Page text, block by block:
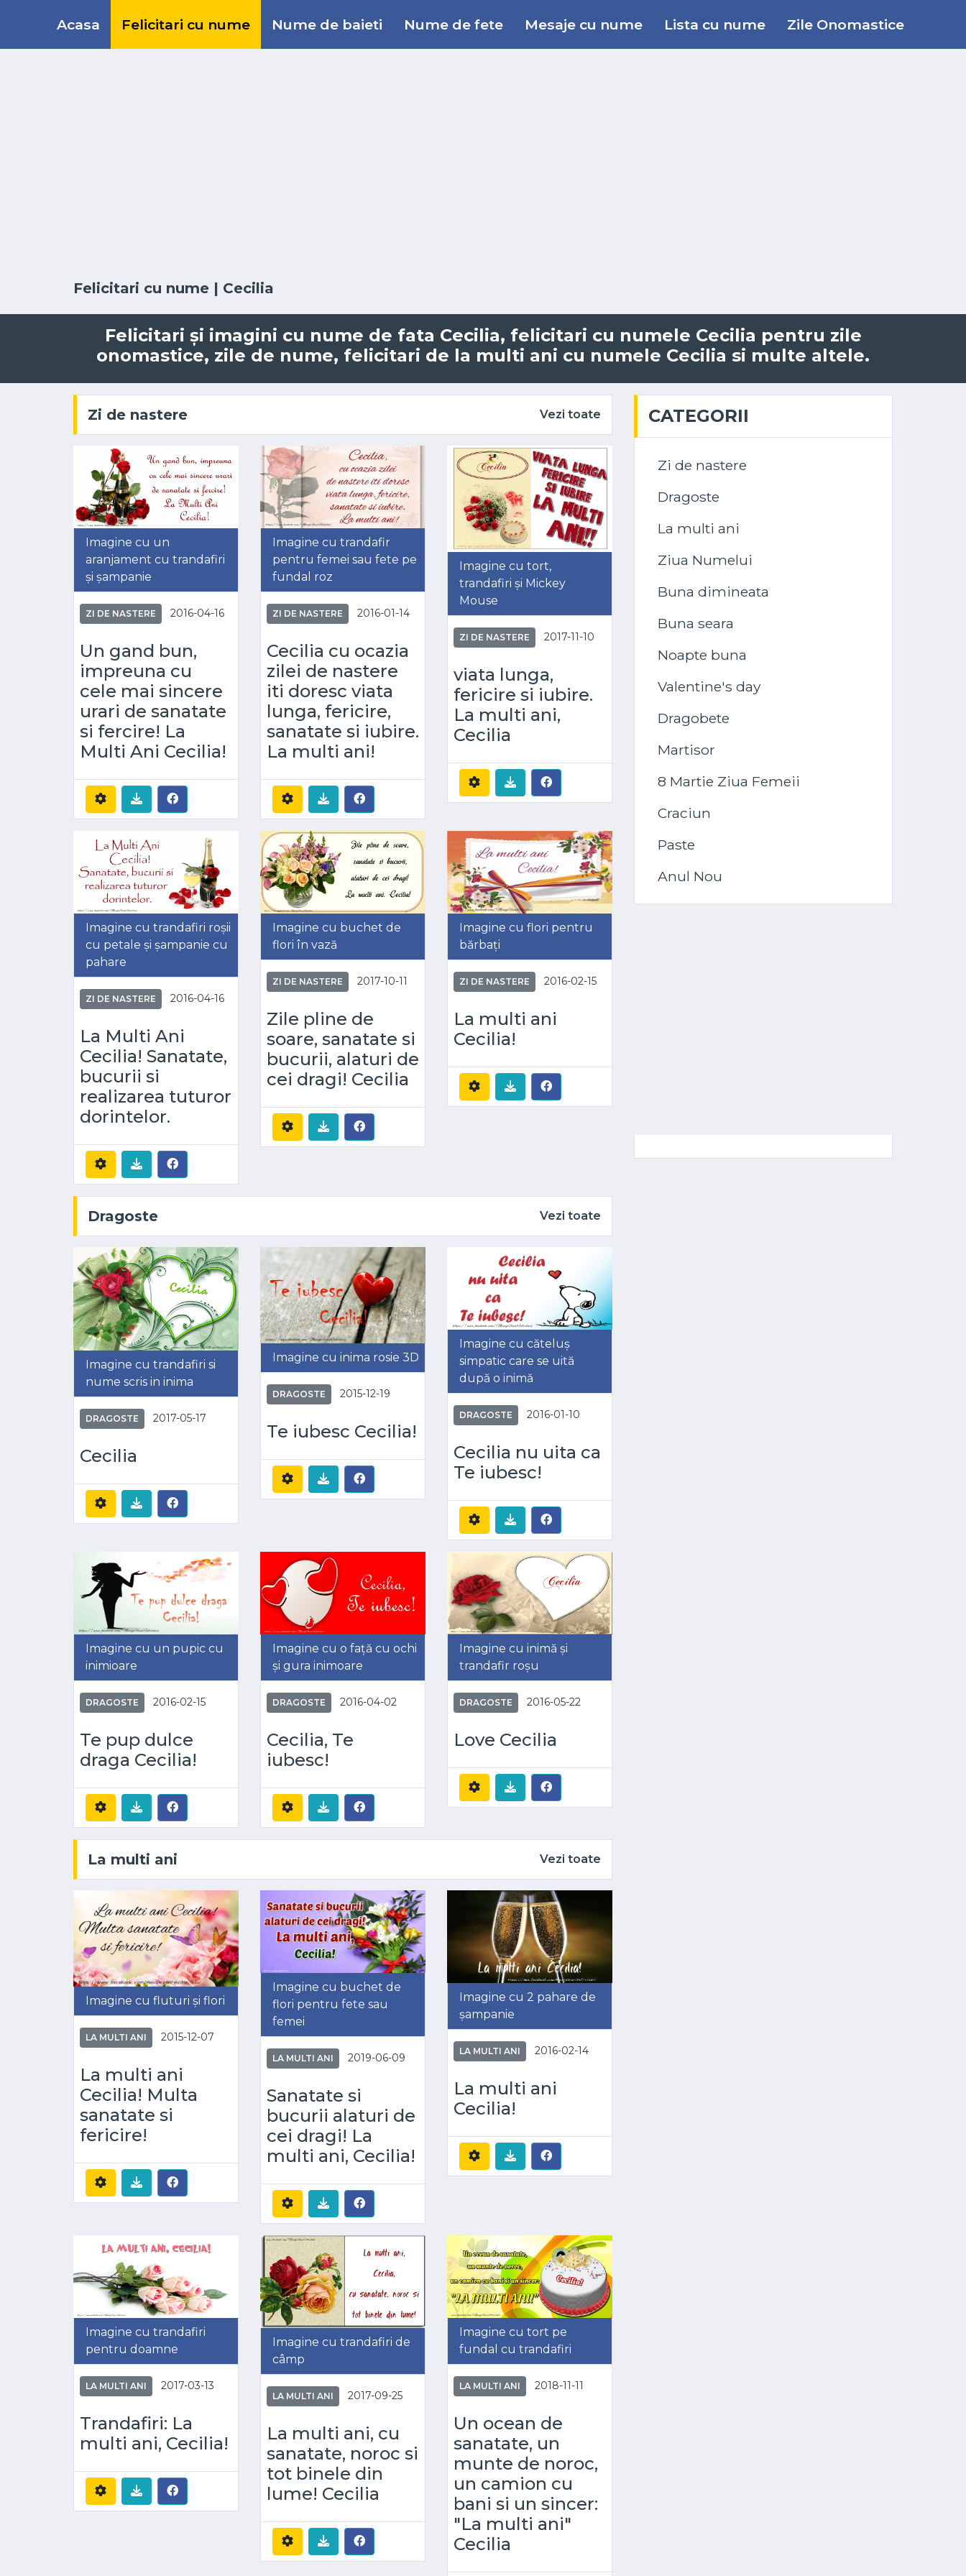
Acasa Felicitari cu nume Nume de baieti Nume de fete Mesaje cu nume Lista cu nume Zile Onomastice
Felicitari cu nume | Cecilia
Felicitari și imagini cu nume de fata Cecilia, felicitari cu numele Cecilia pentru zile
onomastice, zile de nume, felicitari de la multi ani cu numele Cecilia si multe altele.
Zi de nastere Vezi toate
Imagine cu un
aranjament cu trandafiri
și șampanie
ZI DE NASTERE 2016-04-16
Un gand bun,
impreuna cu
cele mai sincere
urari de sanatate
si fercire! La
Multi Ani Cecilia!
Imagine cu trandafir
pentru femei sau fete pe
fundal roz
ZI DE NASTERE 2016-01-14
Cecilia cu ocazia
zilei de nastere
iti doresc viata
lunga, fericire,
sanatate si iubire.
La multi ani!
Imagine cu tort,
trandafiri și Mickey
Mouse
ZI DE NASTERE 2017-11-10
viata lunga,
fericire si iubire.
La multi ani,
Cecilia
Imagine cu trandafiri roșii
cu petale și șampanie cu
pahare
ZI DE NASTERE 2016-04-16
La Multi Ani
Cecilia! Sanatate,
bucurii si
realizarea tuturor
dorintelor.
Imagine cu buchet de
flori în vază
ZI DE NASTERE 2017-10-11
Zile pline de
soare, sanatate si
bucurii, alaturi de
cei dragi! Cecilia
Imagine cu flori pentru
bărbați
ZI DE NASTERE 2016-02-15
La multi ani
Cecilia!
Dragoste Vezi toate
Imagine cu trandafiri si
nume scris in inima
DRAGOSTE 2017-05-17
Cecilia
Imagine cu inima rosie 3D
DRAGOSTE 2015-12-19
Te iubesc Cecilia!
Imagine cu căteluș
simpatic care se uită
după o inimă
DRAGOSTE 2016-01-10
Cecilia nu uita ca
Te iubesc!
Imagine cu un pupic cu
inimioare
DRAGOSTE 2016-02-15
Te pup dulce
draga Cecilia!
Imagine cu o față cu ochi
și gura inimoare
DRAGOSTE 2016-04-02
Cecilia, Te
iubesc!
Imagine cu inimă și
trandafir roșu
DRAGOSTE 2016-05-22
Love Cecilia
La multi ani Vezi toate
Imagine cu fluturi și flori
LA MULTI ANI 2015-12-07
La multi ani
Cecilia! Multa
sanatate si
fericire!
Imagine cu buchet de
flori pentru fete sau
femei
LA MULTI ANI 2019-06-09
Sanatate si
bucurii alaturi de
cei dragi! La
multi ani, Cecilia!
Imagine cu 2 pahare de
șampanie
LA MULTI ANI 2016-02-14
La multi ani
Cecilia!
Imagine cu trandafiri
pentru doamne
LA MULTI ANI 2017-03-13
Trandafiri: La
multi ani, Cecilia!
Imagine cu trandafiri de
câmp
LA MULTI ANI 2017-09-25
La multi ani, cu
sanatate, noroc si
tot binele din
lume! Cecilia
Imagine cu tort pe
fundal cu trandafiri
LA MULTI ANI 2018-11-11
Un ocean de
sanatate, un
munte de noroc,
un camion cu
bani si un sincer:
"La multi ani"
Cecilia
CATEGORII
Zi de nastere
Dragoste
La multi ani
Ziua Numelui
Buna dimineata
Buna seara
Noapte buna
Valentine's day
Dragobete
Martisor
8 Martie Ziua Femeii
Craciun
Paste
Anul Nou